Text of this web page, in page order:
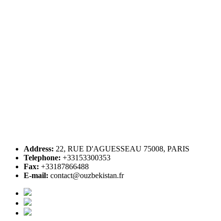
Address: 22, RUE D'AGUESSEAU 75008, PARIS
Telephone: +33153300353
Fax: +33187866488
E-mail: contact@ouzbekistan.fr